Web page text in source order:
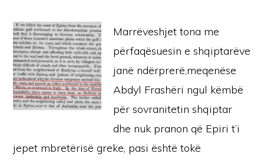
Marrëveshjet tona me
përfaqësuesin e shqiptarëve
janë ndërprerë,meqenëse
Abdyl Frashëri ngul këmbë
për sovranitetin shqiptar
dhe nuk pranon që Epiri t’i
jepet mbretërisë greke, pasi është tokë